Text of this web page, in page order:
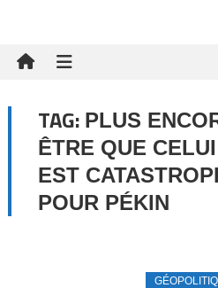
TAG: PLUS
ÊTRE QUE
EST
POUR PÉKIN